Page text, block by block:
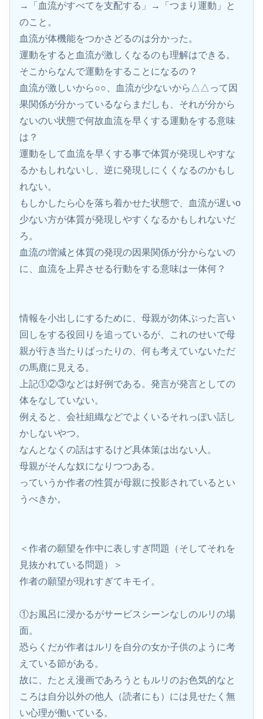
→「血流がすべてを支配する」→「つまり運動」と
のこと。
血流が体機能をつかさどるのは分かった。
運動をすると血流が激しくなるのも理解はできる。
そこからなんで運動をすることになるの？
血流が激しいから○○、血流が少ないから△△って因
果関係が分かっているならまだしも、それが分から
ないのい状態で何故血流を早くする運動をする意味
は？
運動をして血流を早くする事で体質が発現しやすな
るかもしれないし、逆に発現しにくくなるのかもし
れない。
もしかしたら心を落ち着かせた状態で、血流が遅いo
少ない方が体質が発現しやすくなるかもしれないだ
ろ。
血流の増減と体質の発現の因果関係が分からないの
に、血流を上昇させる行動をする意味は一体何？
情報を小出しにするために、母親が勿体ぶった言い
回しをする役回りを追っているが、これのせいで母
親が行き当たりばったりの、何も考えていないただ
の馬鹿に見える。
上記①②③などは好例である。発言が発言としての
体をなしていない。
例えると、会社組織などでよくいるそれっぽい話し
かしないやつ。
なんとなくの話はするけど具体策は出ない人。
母親がそんな奴になりつつある。
っていうか作者の性質が母親に投影されているとい
うべきか。
＜作者の願望を作中に表しすぎ問題（そしてそれを
見抜かれている問題）＞
作者の願望が現れすぎてキモイ。
①お風呂に浸かるがサービスシーンなしのルリの場
面。
恐らくだが作者はルリを自分の女か子供のように考
えている節がある。
故に、たとえ漫画であろうともルリのお色気的なと
ころは自分以外の他人（読者にも）には見せたく無
い心理が働いている。